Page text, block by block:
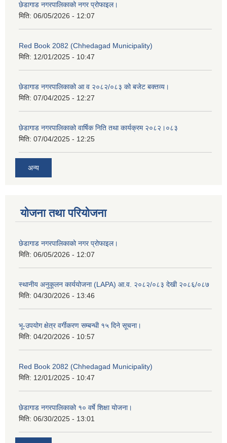
छेडागाड नगरपालिकाको नगर प्रोफाइल।
मिति: 06/05/2026 - 12:07
Red Book 2082 (Chhedagad Municipality)
मिति: 12/01/2025 - 10:47
छेडागाड नगरपालिकाको आ व २०८२/०८३ को बजेट बक्तव्य।
मिति: 07/04/2025 - 12:27
छेडागाड नगरपालिकाको वार्षिक निति तथा कार्यक्रम २०८२।०८३
मिति: 07/04/2025 - 12:25
अन्य
योजना तथा परियोजना
छेडागाड नगरपालिकाको नगर प्रोफाइल।
मिति: 06/05/2026 - 12:07
स्थानीय अनुकूलन कार्ययोजना (LAPA) आ.व. २०८२/०८३ देखी २०८६/०८७
मिति: 04/30/2026 - 13:46
भू-उपयोग क्षेत्र वर्गीकरण सम्बन्धी १५ दिने सूचना।
मिति: 04/20/2026 - 10:57
Red Book 2082 (Chhedagad Municipality)
मिति: 12/01/2025 - 10:47
छेडागाड नगरपालिकाको १० वर्षे शिक्षा योजना।
मिति: 06/30/2025 - 13:01